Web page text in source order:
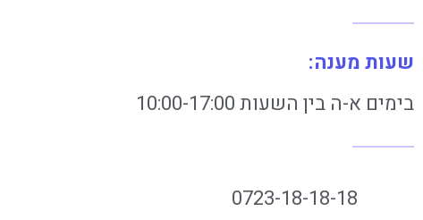
שעות מענה:
בימים א-ה בין השעות 10:00-17:00
0723-18-18-18